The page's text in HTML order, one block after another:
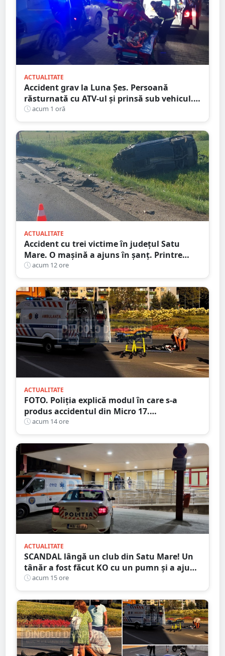
ACTUALITATE
Accident grav la Luna Șes. Persoană
răsturnată cu ATV-ul și prinsă sub vehicul.
Au intervenit pompierii și descarcerarea
acum 1 oră
ACTUALITATE
Accident cu trei victime în județul Satu
Mare. O mașină a ajuns în șanț. Printre
răniți, un copil de doar 2 ani
acum 12 ore
ACTUALITATE
FOTO. Poliția explică modul în care s-a
produs accidentul din Micro 17.
Motociclistul a ajuns la Urgență
acum 14 ore
ACTUALITATE
SCANDAL lângă un club din Satu Mare! Un
tânăr a fost făcut KO cu un pumn și a ajuns
la spital. Agresorul, reținut
acum 15 ore